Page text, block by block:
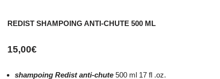
REDIST SHAMPOING ANTI-CHUTE 500 ML
15,00€
shampoing Redist anti-chute 500 ml 17 fl .oz.